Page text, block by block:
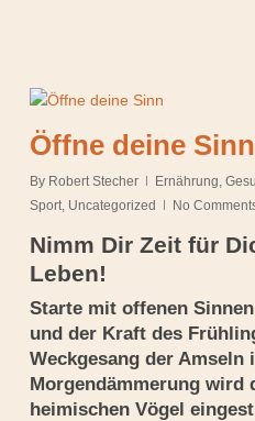
Öffne deine
By Robert Stecher Ernährung,
Sport, Uncategorized No
Nimm Dir Zeit für
Leben!
Starte mit offenen
und der Kraft des
Weckgesang der Amseln
Morgendämmerung wird
heimischen Vögel